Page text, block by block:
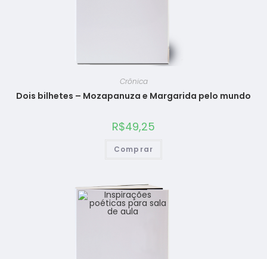
Crônica
Dois bilhetes – Mozapanuza e Margarida pelo mundo
R$49,25
Comprar